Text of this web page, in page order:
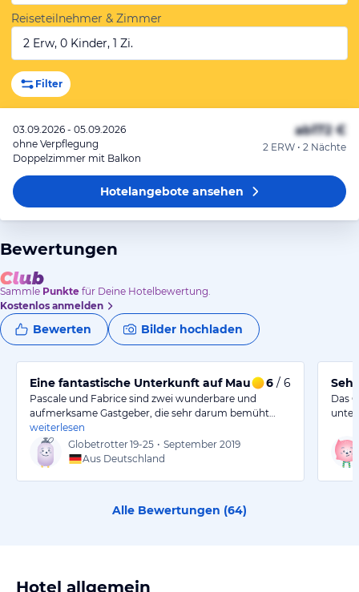
Reiseteilnehmer & Zimmer
2 Erw, 0 Kinder, 1 Zi.
Filter
03.09.2026 - 05.09.2026
ohne Verpflegung
Doppelzimmer mit Balkon
ab172 €
2 ERW • 2 Nächte
Hotelangeboteansehen
Bewertungen
Sammle Punkte für Deine Hotelbewertung.
Kostenlos anmelden
Bewerten Bilder hochladen
Eine fantastische Unterkunft auf Mauritius!
6 / 6
Pascale und Fabrice sind zwei wunderbare und
aufmerksame Gastgeber, die sehr darum bemüht…
weiterlesen
Globetrotter19-25 • September 2019
Aus Deutschland
Das
Alle Bewertungen (64)
Hotel allgemein